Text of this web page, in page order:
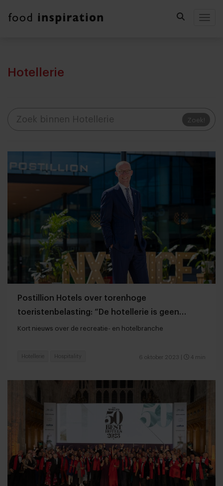
Hotellerie
Zoek!
Postillion Hotels over torenhoge
toeristenbelasting: “De hotellerie is geen
melkkoe”
Kort nieuws over de recreatie- en hotelbranche
6 oktober 2023 4 min
Hotellerie Hospitality